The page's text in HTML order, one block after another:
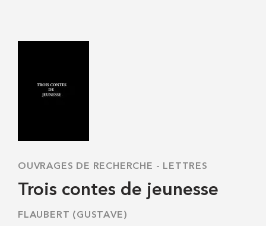
OUVRAGES DE RECHERCHE - LETTRES
Trois contes de jeunesse
FLAUBERT (GUSTAVE)